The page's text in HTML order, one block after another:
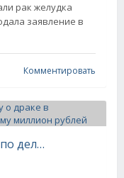
рак желудка
заявление в
Комментировать
Фёдор Смолов признал вину по делу о драке в "Кофемании" и выплатил потерпевшему миллион рублей